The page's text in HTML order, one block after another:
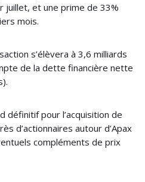
juillet, et une prime de 33%
mois.
s’élèvera à 3,6 milliards
de la dette financière nette
définitif pour l’acquisition de
d’actionnaires autour d’Apax
compléments de prix